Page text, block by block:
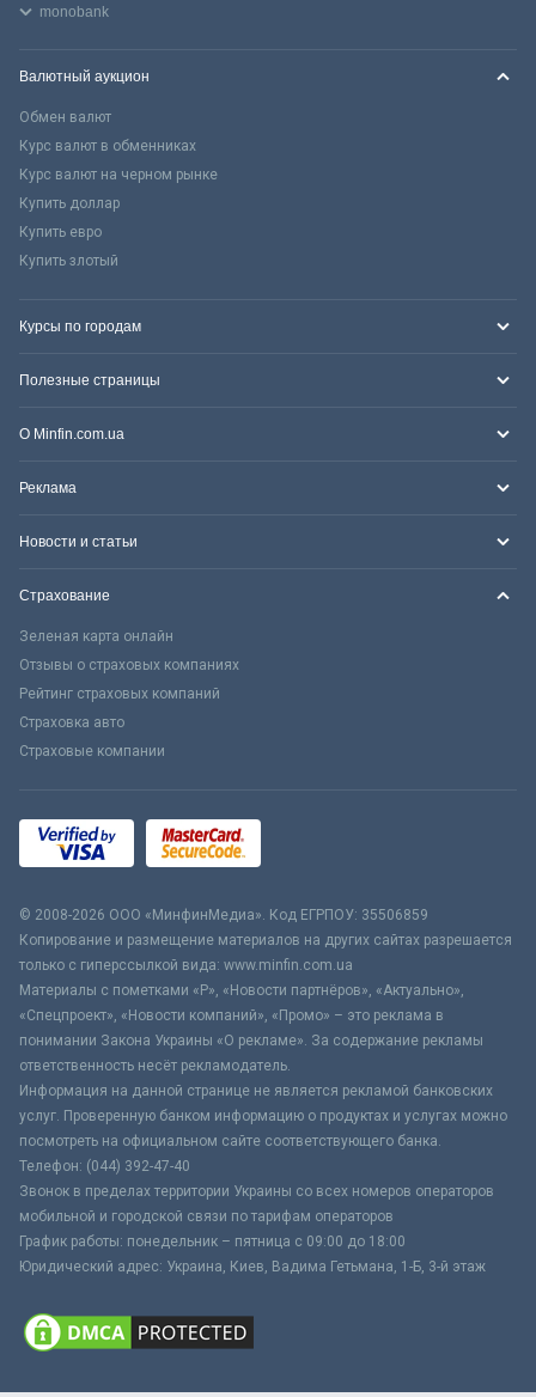
monobank
Валютный аукцион
Обмен валют
Курс валют в обменниках
Курс валют на черном рынке
Купить доллар
Купить евро
Купить злотый
Курсы по городам
Полезные страницы
О Minfin.com.ua
Реклама
Новости и статьи
Страхование
Зеленая карта онлайн
Отзывы о страховых компаниях
Рейтинг страховых компаний
Страховка авто
Страховые компании
© 2008-2026 ООО «МинфинМедиа». Код ЕГРПОУ: 35506859
Копирование и размещение материалов на других сайтах разрешается
только с гиперссылкой вида: www.minfin.com.ua
Материалы с пометками «Р», «Новости партнёров», «Актуально»,
«Спецпроект», «Новости компаний», «Промо» – это реклама в
понимании Закона Украины «О рекламе». За содержание рекламы
ответственность несёт рекламодатель.
Информация на данной странице не является рекламой банковских
услуг. Проверенную банком информацию о продуктах и услугах можно
посмотреть на официальном сайте соответствующего банка.
Телефон: (044) 392-47-40
Звонок в пределах территории Украины со всех номеров операторов
мобильной и городской связи по тарифам операторов
График работы: понедельник – пятница с 09:00 до 18:00
Юридический адрес: Украина, Киев, Вадима Гетьмана, 1-Б, 3-й этаж